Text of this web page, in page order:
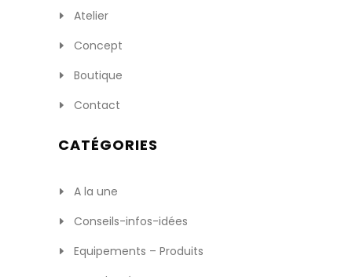
Atelier
Concept
Boutique
Contact
CATÉGORIES
A la une
Conseils-infos-idées
Equipements – Produits